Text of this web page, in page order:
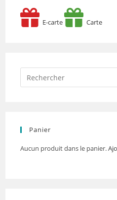
E-carte Carte
Panier
Aucun produit dans le panier.